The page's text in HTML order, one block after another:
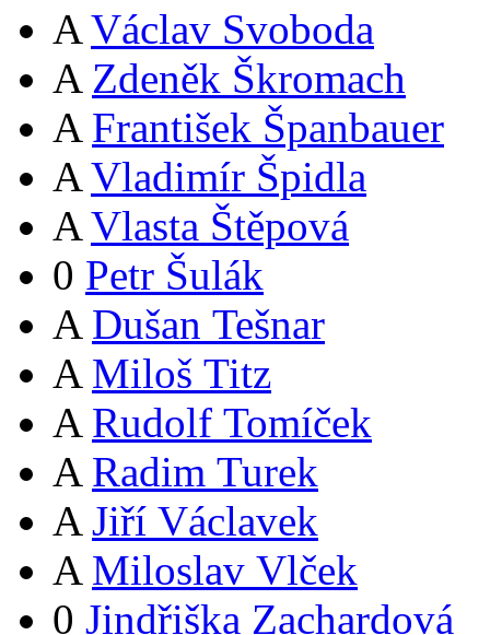
A Václav Svoboda
A Zdeněk Škromach
A František Španbauer
A Vladimír Špidla
A Vlasta Štěpová
0 Petr Šulák
A Dušan Tešnar
A Miloš Titz
A Rudolf Tomíček
A Radim Turek
A Jiří Václavek
A Miloslav Vlček
0 Jindřiška Zachardová